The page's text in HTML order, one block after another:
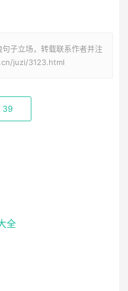
子立场，转载联系作者并注
juzi/3123.html
39
全